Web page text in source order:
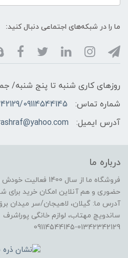
ما را در شبکه‌های اجتماعی دنبال کنید:
روزهای کاری شنبه تا پنج شنبه/
شماره تماس:
09114544145
آدرس ایمیل:
درباره ما
فروشگاه ما از سال
حضوری و هم آنلاین امکان خرید برای
آدرس ما: گیلان، لاهیجان/سر میدان
ساندویچ مهتاب، لوازم خانگی پوراشرف
09114544145-01342342129